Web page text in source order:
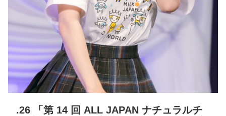
.26 「第 14 回 ALL JAPAN ナチュラルチ